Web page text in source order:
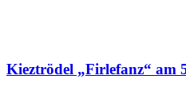
Kieztrödel „Firlefanz“ am